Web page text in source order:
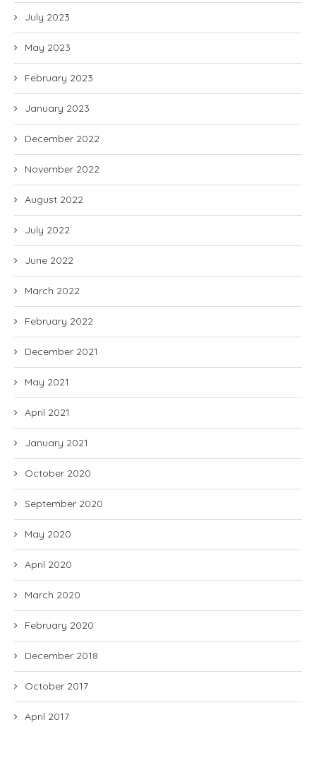
July 2023
May 2023
February 2023
January 2023
December 2022
November 2022
August 2022
July 2022
June 2022
March 2022
February 2022
December 2021
May 2021
April 2021
January 2021
October 2020
September 2020
May 2020
April 2020
March 2020
February 2020
December 2018
October 2017
April 2017